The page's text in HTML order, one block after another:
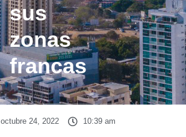
sus
zonas
francas
octubre 24, 2022 10:39 am